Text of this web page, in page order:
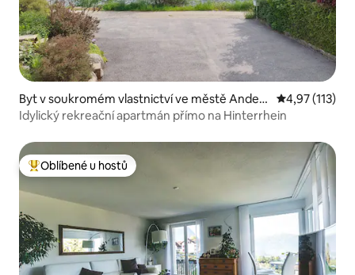
Byt v soukromém vlastnictví ve městě Andee
r
Průměrné
4,97 (113)
Idylický rekreační apartmán přímo na Hinterrhein
Nejlepší v kategorii Oblíbené u hostů
Oblíbené u hostů